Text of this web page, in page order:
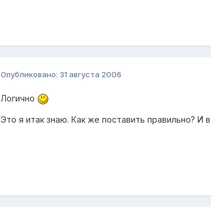
Опубликовано: 31 августа 2006
Логично
Это я итак знаю. Как же поставить правильно? И